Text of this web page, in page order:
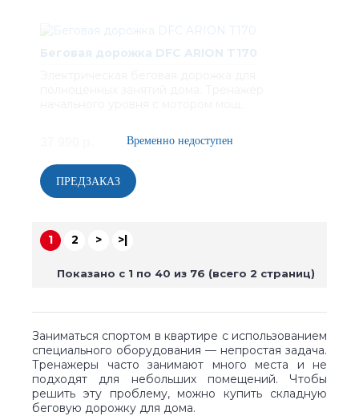
Беговая дорожка DFC ARION T170
1 2 > >|
Показано с 1 по 40 из 76 (всего 2 страниц)
Заниматься спортом в квартире с использованием
специального оборудования — непростая задача.
Тренажеры часто занимают много места и не
подходят для небольших помещений. Чтобы
решить эту проблему, можно купить складную
беговую дорожку для дома.